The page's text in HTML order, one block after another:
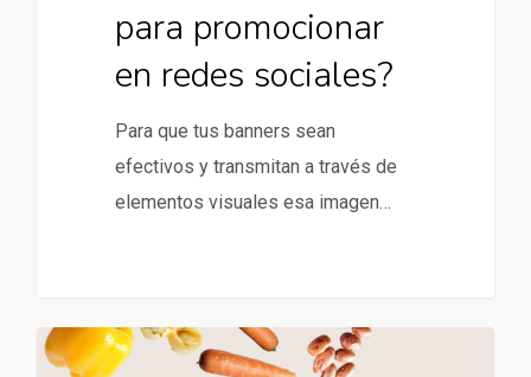
para promocionar
en redes sociales?
Para que tus banners sean
efectivos y transmitan a través de
elementos visuales esa imagen…